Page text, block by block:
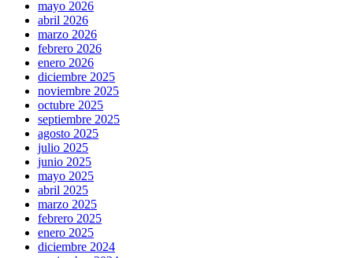
mayo 2026
abril 2026
marzo 2026
febrero 2026
enero 2026
diciembre 2025
noviembre 2025
octubre 2025
septiembre 2025
agosto 2025
julio 2025
junio 2025
mayo 2025
abril 2025
marzo 2025
febrero 2025
enero 2025
diciembre 2024